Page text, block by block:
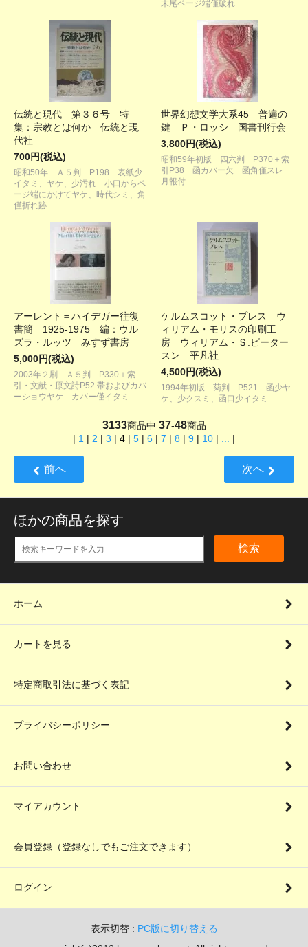
末尾ページ端僅破れ
伝統と現代 第３６号 特
集：宗教とは何か 伝統と現
代社
700円(税込)
昭和50年 Ａ５判 P198 表紙少
イタミ、ヤケ、少汚れ 小口からペ
ージ端にかけてヤケ、時代シミ、角
僅折れ跡
世界幻想文学大系45 普遍の
鍵 Ｐ・ロッシ 国書刊行会
3,800円(税込)
昭和59年初版 四六判 P370＋索
引P38 函カバー欠 函角僅スレ
月報付
アーレント＝ハイデガー往復
書簡 1925-1975 編：ウル
ズラ・ルッツ みすず書房
5,000円(税込)
2003年２刷 Ａ５判 P330＋索
引・文献・原文詩P52 帯およびカバ
ーショウヤケ カバー僅イタミ
ケルムスコット・プレス ウ
ィリアム・モリスの印刷工
房 ウィリアム・Ｓ.ピーター
スン 平凡社
4,500円(税込)
1994年初版 菊判 P521 函少ヤ
ケ、少クスミ、函口少イタミ
3133商品中 37-48商品
| 1 | 2 | 3 | 4 | 5 | 6 | 7 | 8 | 9 | 10 | ... |
前へ 次へ
ほかの商品を探す
検索
ホーム
カートを見る
特定商取引法に基づく表記
プライバシーポリシー
お問い合わせ
マイアカウント
会員登録（登録なしでもご注文できます）
ログイン
表示切替 : PC版に切り替える